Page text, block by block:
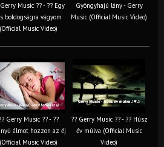
Music ?? - ?? Egy
boldogságra vágyom
(Official Music Video)
Gyöngyhajú lány - Gerry
Music (Official Music Video)
Gerry Music ?? - ??
álmot hozzon az éj
(Official Music Video)
?? Gerry Music ?? - ?? Húsz
év múlva (Official Music
Video)